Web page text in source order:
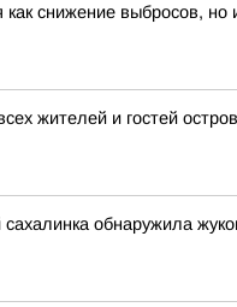
снижение выбросов,
жителей и гостей
обнаружила